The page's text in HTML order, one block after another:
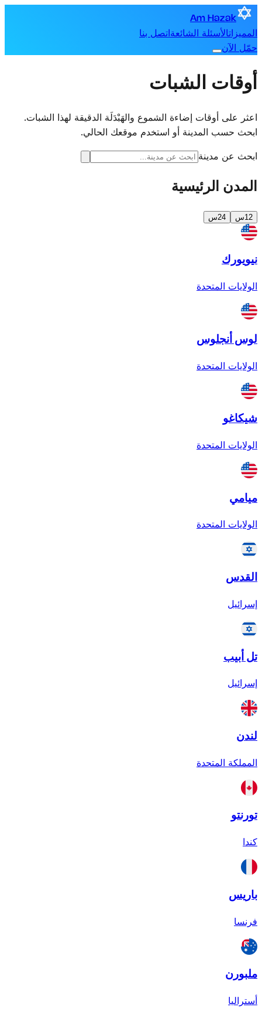
Am Hazak
المميزاتالأسئلة الشائعةاتصل بنا
حمّل الآن
أوقات الشبات
اعثر على أوقات إضاءة الشموع والهَبْدَلَة الدقيقة لهذا الشبات.
ابحث حسب المدينة أو استخدم موقعك الحالي.
ابحث عن مدينة
المدن الرئيسية
12س 24س
نيويورك
الولايات المتحدة
لوس أنجلوس
الولايات المتحدة
شيكاغو
الولايات المتحدة
ميامي
الولايات المتحدة
القدس
إسرائيل
تل أبيب
إسرائيل
لندن
المملكة المتحدة
تورنتو
كندا
باريس
فرنسا
ملبورن
أستراليا